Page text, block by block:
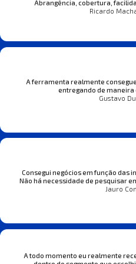
Abrangência, cobertura,
Ricardo
A ferramenta realmente
entregando de maneira
Gustavo
Consegui negócios em função das
Não há necessidade de pesquisar
Jauro
A todo momento eu realmente